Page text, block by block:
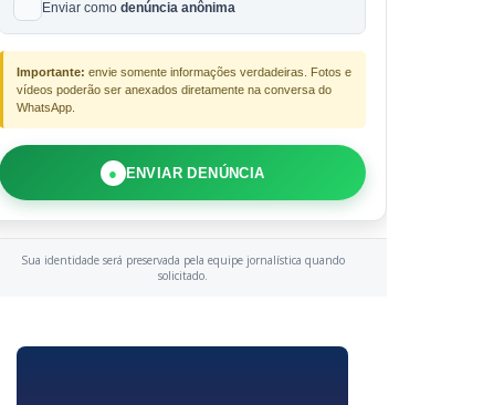
Enviar como denúncia anônima
Importante: envie somente informações verdadeiras. Fotos e
vídeos poderão ser anexados diretamente na conversa do
WhatsApp.
● ENVIAR DENÚNCIA
Sua identidade será preservada pela equipe jornalística quando
solicitado.